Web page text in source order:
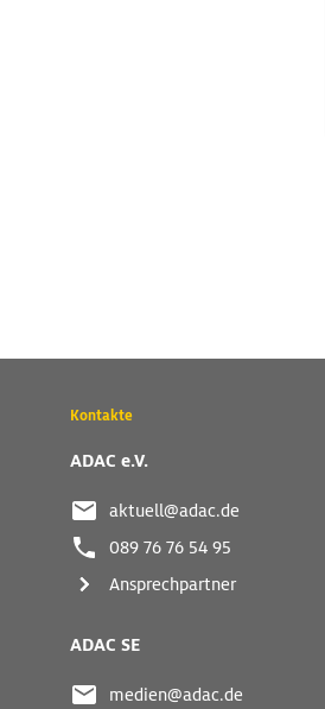
Wichtige
und
Links
Kontakte
ADAC e.V.
aktuell@adac.de
089 76 76 54 95
Ansprechpartner
ADAC SE
medien@adac.de